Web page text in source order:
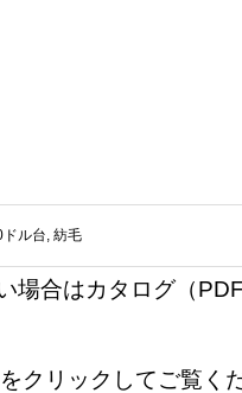
ル台, 紡毛
場合はカタログ（
クリックしてご覧くだ